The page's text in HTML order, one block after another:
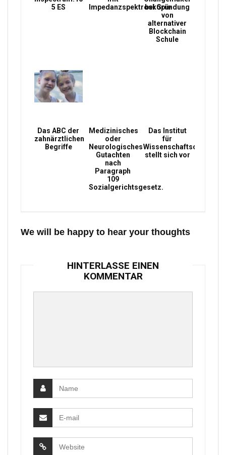
5 ES
Impedanzspektroskopie
bei Gründung
von
alternativer
Blockchain
Schule
Das ABC der
zahnärztlichen
Begriffe
Medizinisches
oder
Neurologisches
Gutachten
nach
Paragraph
109
Sozialgerichtsgesetz.
Das Institut
für
stellt sich vor
We will be happy to hear your thoughts
HINTERLASSE EINEN
KOMMENTAR